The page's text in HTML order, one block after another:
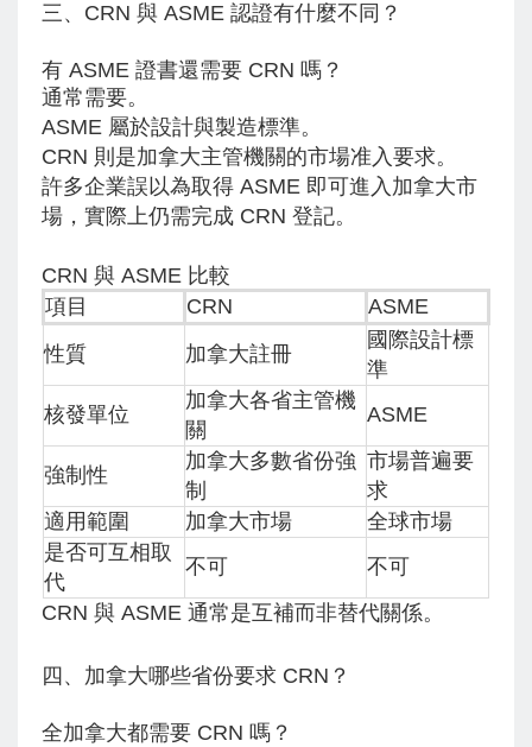
三、CRN 與 ASME 認證有什麼不同？
有 ASME 證書還需要 CRN 嗎？
通常需要。
ASME 屬於設計與製造標準。
CRN 則是加拿大主管機關的市場准入要求。
許多企業誤以為取得 ASME 即可進入加拿大市
場，實際上仍需完成 CRN 登記。
CRN 與 ASME 比較
項目
CRN
ASME
性質
加拿大註冊
國際設計標
準
核發單位
加拿大各省主管機
關
ASME
強制性
加拿大多數省份強
制
市場普遍要
求
適用範圍
加拿大市場
全球市場
是否可互相取
代
不可
不可
CRN 與 ASME 通常是互補而非替代關係。
四、加拿大哪些省份要求 CRN？
全加拿大都需要 CRN 嗎？